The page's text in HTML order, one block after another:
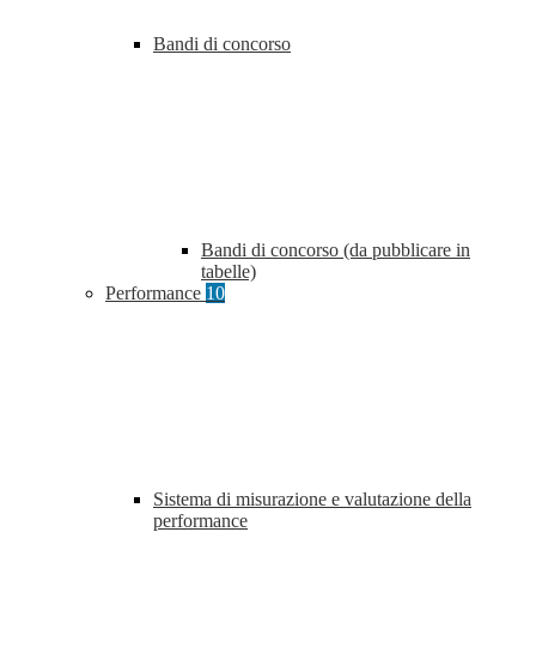
Bandi di concorso
Bandi di concorso (da pubblicare in
tabelle)
Performance 10
Sistema di misurazione e valutazione della
performance